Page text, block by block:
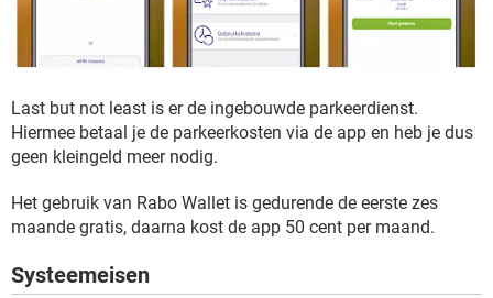
Last but not least is er de ingebouwde parkeerdienst.
Hiermee betaal je de parkeerkosten via de app en heb je dus
geen kleingeld meer nodig.
Het gebruik van Rabo Wallet is gedurende de eerste zes
maande gratis, daarna kost de app 50 cent per maand.
Systeemeisen